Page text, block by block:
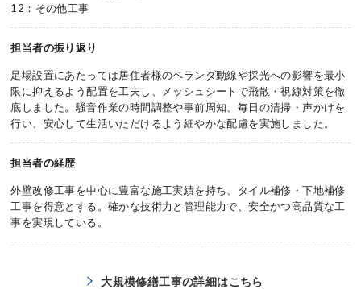
12：その他工事
担当者の振り返り
足場設置にあたっては居住者様のベランダ動線や採光への影響を最小
限に抑えるよう配置を工夫し、メッシュシートで飛散・視線対策を徹
底しました。騒音作業の時間調整や事前周知、毎日の清掃・声かけを
行い、安心して生活いただけるよう細やかな配慮を実施しました。
担当者の経歴
外壁改修工事を中心に豊富な施工実績を持ち、タイル補修・下地補修
工事を得意とする。確かな技術力と管理能力で、安全かつ高品質な工
事を実現している。
大規模修繕工事の詳細はこちら